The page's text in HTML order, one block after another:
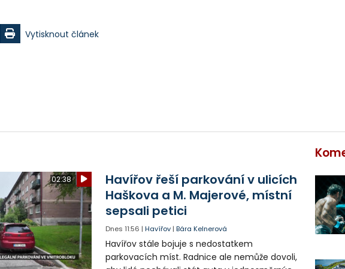
Vytisknout článek
02:38
Havířov řeší parkování v ulicích
Haškova a M. Majerové, místní
sepsali petici
Dnes 11:56 |Havířov |Bára Kelnerová
Havířov stále bojuje s nedostatkem
parkovacích míst. Radnice ale nemůže dovoli,